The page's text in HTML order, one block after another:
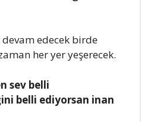
edecek birde
her yer yeşerecek.
sev belli
belli ediyorsan inan